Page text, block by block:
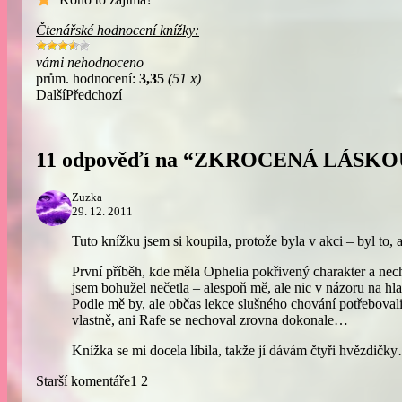
Čtenářské hodnocení knížky:
vámi nehodnoceno
prům. hodnocení: 3,35 (51 x)
DalšíPředchozí
11 odpověďí na “ZKROCENÁ
Zuzka
29. 12. 2011
Tuto knížku jsem si koupila, protože byla v akci – byl
První příběh, kde měla Ophelia pokřivený charakter a
jsem bohužel nečetla – alespoň mě, ale nic v názoru na
Podle mě by, ale občas lekce slušného chování
vlastně, ani Rafe se nechoval zrovna dokonale…
Knížka se mi docela líbila, takže jí dávám čtyři
Starší komentáře1 2